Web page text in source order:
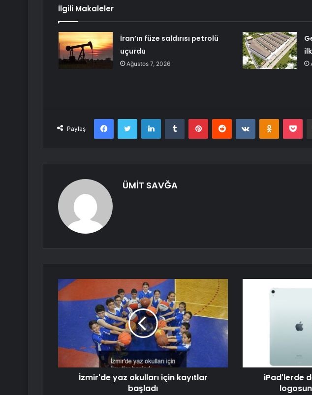
İlgili Makaleler
İran’ın füze saldırısı petrolü
uçurdu
Ağustos 7, 2026
Paylaş
FacebookTwitter LinkedInTumblr PinterestReddit VKontakte
ÜMİT SAVĞA
İzmir'de yaz okulları için kayıtlar
başladı
iPad'lerde